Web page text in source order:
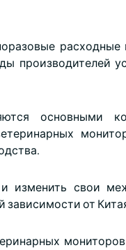
расходные
производителей
основными
изменить свои
зависимости от